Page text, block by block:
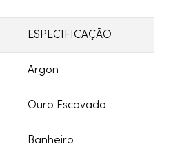
ESPECIFICAÇÃO
Argon
Ouro Escovado
Banheiro